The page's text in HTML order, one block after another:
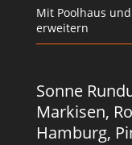
Mit Poolhaus
erweitern
Sonne
Markisen,
Hamburg,